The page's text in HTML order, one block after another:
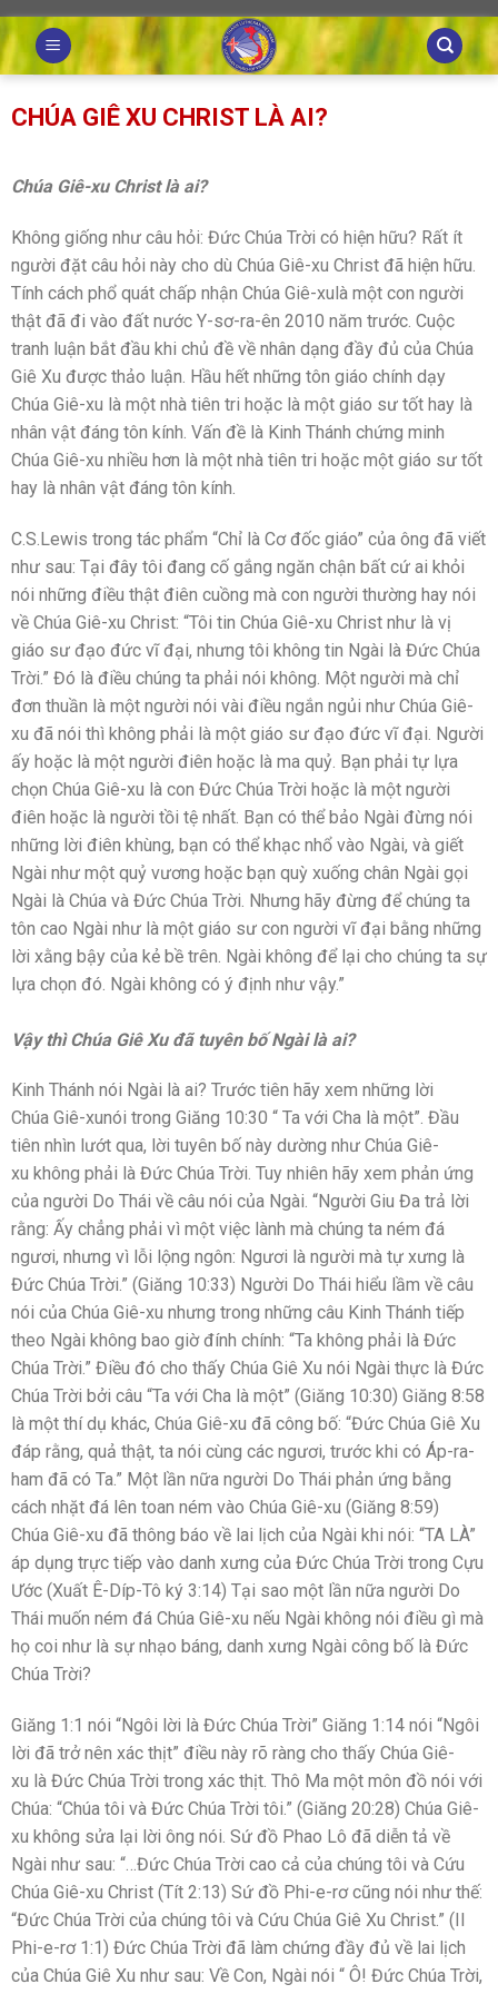
Skip
to
content
CHÚA GIÊ XU CHRIST LÀ AI?
Chúa Giê-xu Christ là ai?
Không giống như câu hỏi: Đức Chúa Trời có hiện hữu? Rất ít
người đặt câu hỏi này cho dù Chúa Giê-xu Christ đã hiện hữu.
Tính cách phổ quát chấp nhận Chúa Giê-xulà một con người
thật đã đi vào đất nước Y-sơ-ra-ên 2010 năm trước. Cuộc
tranh luận bắt đầu khi chủ đề về nhân dạng đầy đủ của Chúa
Giê Xu được thảo luận. Hầu hết những tôn giáo chính dạy
Chúa Giê-xu là một nhà tiên tri hoặc là một giáo sư tốt hay là
nhân vật đáng tôn kính. Vấn đề là Kinh Thánh chứng minh
Chúa Giê-xu nhiều hơn là một nhà tiên tri hoặc một giáo sư tốt
hay là nhân vật đáng tôn kính.
C.S.Lewis trong tác phẩm “Chỉ là Cơ đốc giáo” của ông đã viết
như sau: Tại đây tôi đang cố gắng ngăn chận bất cứ ai khỏi
nói những điều thật điên cuồng mà con người thường hay nói
về Chúa Giê-xu Christ: “Tôi tin Chúa Giê-xu Christ như là vị
giáo sư đạo đức vĩ đại, nhưng tôi không tin Ngài là Đức Chúa
Trời.” Đó là điều chúng ta phải nói không. Một người mà chỉ
đơn thuần là một người nói vài điều ngắn ngủi như Chúa Giê-
xu đã nói thì không phải là một giáo sư đạo đức vĩ đại. Người
ấy hoặc là một người điên hoặc là ma quỷ. Bạn phải tự lựa
chọn Chúa Giê-xu là con Đức Chúa Trời hoặc là một người
điên hoặc là người tồi tệ nhất. Bạn có thể bảo Ngài đừng nói
những lời điên khùng, bạn có thể khạc nhổ vào Ngài, và giết
Ngài như một quỷ vương hoặc bạn quỳ xuống chân Ngài gọi
Ngài là Chúa và Đức Chúa Trời. Nhưng hãy đừng để chúng ta
tôn cao Ngài như là một giáo sư con người vĩ đại bằng những
lời xằng bậy của kẻ bề trên. Ngài không để lại cho chúng ta sự
lựa chọn đó. Ngài không có ý định như vậy.”
Vậy thì Chúa Giê Xu đã tuyên bố Ngài là ai?
Kinh Thánh nói Ngài là ai? Trước tiên hãy xem những lời
Chúa Giê-xunói trong Giăng 10:30 “ Ta với Cha là một”. Đầu
tiên nhìn lướt qua, lời tuyên bố này dường như Chúa Giê-
xu không phải là Đức Chúa Trời. Tuy nhiên hãy xem phản ứng
của người Do Thái về câu nói của Ngài. “Người Giu Đa trả lời
rằng: Ấy chẳng phải vì một việc lành mà chúng ta ném đá
ngươi, nhưng vì lỗi lộng ngôn: Ngươi là người mà tự xưng là
Đức Chúa Trời.” (Giăng 10:33) Người Do Thái hiểu lầm về câu
nói của Chúa Giê-xu nhưng trong những câu Kinh Thánh tiếp
theo Ngài không bao giờ đính chính: “Ta không phải là Đức
Chúa Trời.” Điều đó cho thấy Chúa Giê Xu nói Ngài thực là Đức
Chúa Trời bởi câu “Ta với Cha là một” (Giăng 10:30) Giăng 8:58
là một thí dụ khác, Chúa Giê-xu đã công bố: “Đức Chúa Giê Xu
đáp rằng, quả thật, ta nói cùng các ngươi, trước khi có Áp-ra-
ham đã có Ta.” Một lần nữa người Do Thái phản ứng bằng
cách nhặt đá lên toan ném vào Chúa Giê-xu (Giăng 8:59)
Chúa Giê-xu đã thông báo về lai lịch của Ngài khi nói: “TA LÀ”
áp dụng trực tiếp vào danh xưng của Đức Chúa Trời trong Cựu
Ước (Xuất Ê-Díp-Tô ký 3:14) Tại sao một lần nữa người Do
Thái muốn ném đá Chúa Giê-xu nếu Ngài không nói điều gì mà
họ coi như là sự nhạo báng, danh xưng Ngài công bố là Đức
Chúa Trời?
Giăng 1:1 nói “Ngôi lời là Đức Chúa Trời” Giăng 1:14 nói “Ngôi
lời đã trở nên xác thịt” điều này rõ ràng cho thấy Chúa Giê-
xu là Đức Chúa Trời trong xác thịt. Thô Ma một môn đồ nói với
Chúa: “Chúa tôi và Đức Chúa Trời tôi.” (Giăng 20:28) Chúa Giê-
xu không sửa lại lời ông nói. Sứ đồ Phao Lô đã diễn tả về
Ngài như sau: “…Đức Chúa Trời cao cả của chúng tôi và Cứu
Chúa Giê-xu Christ (Tít 2:13) Sứ đồ Phi-e-rơ cũng nói như thế:
“Đức Chúa Trời của chúng tôi và Cứu Chúa Giê Xu Christ.” (II
Phi-e-rơ 1:1) Đức Chúa Trời đã làm chứng đầy đủ về lai lịch
của Chúa Giê Xu như sau: Về Con, Ngài nói “ Ô! Đức Chúa Trời,